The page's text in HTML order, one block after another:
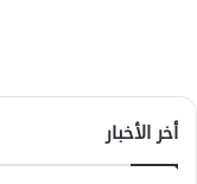
أخر الأخبار